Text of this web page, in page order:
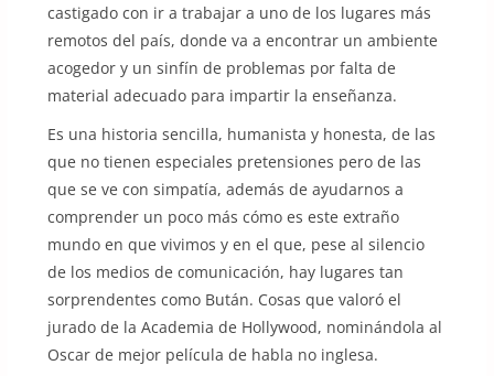
castigado con ir a trabajar a uno de los lugares más
remotos del país, donde va a encontrar un ambiente
acogedor y un sinfín de problemas por falta de
material adecuado para impartir la enseñanza.
Es una historia sencilla, humanista y honesta, de las
que no tienen especiales pretensiones pero de las
que se ve con simpatía, además de ayudarnos a
comprender un poco más cómo es este extraño
mundo en que vivimos y en el que, pese al silencio
de los medios de comunicación, hay lugares tan
sorprendentes como Bután. Cosas que valoró el
jurado de la Academia de Hollywood, nominándola al
Oscar de mejor película de habla no inglesa.